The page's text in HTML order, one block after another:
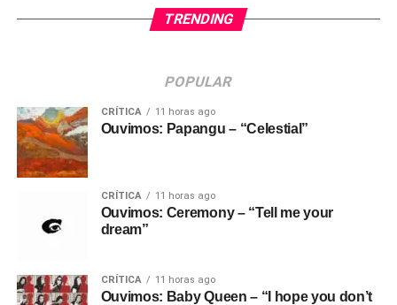
TRENDING
POPULAR
CRÍTICA 11 horas ago
Ouvimos: Papangu – “Celestial”
CRÍTICA 11 horas ago
Ouvimos: Ceremony – “Tell me your
dream”
CRÍTICA 11 horas ago
Ouvimos: Baby Queen – “I hope you don’t